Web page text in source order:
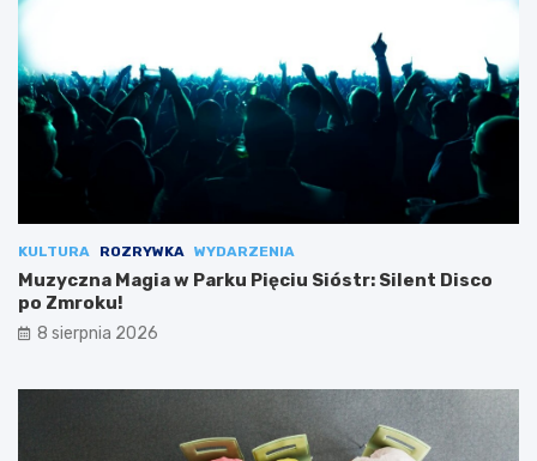
KULTURA ROZRYWKA WYDARZENIA
Muzyczna Magia w Parku Pięciu Sióstr: Silent Disco
po Zmroku!
8 sierpnia 2026